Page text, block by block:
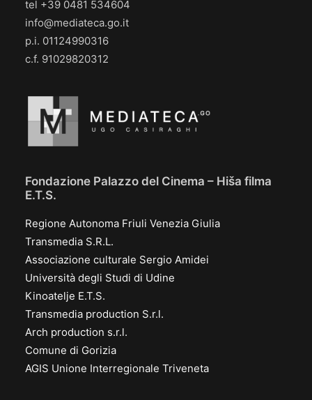
tel +39 0481 534604
info@mediateca.go.it
p.i. 01124990316
c.f. 91029820312
Fondazione Palazzo del Cinema – Hiša filma
E.T.S.
Regione Autonoma Friuli Venezia Giulia
Transmedia S.R.L.
Associazione culturale Sergio Amidei
Università degli Studi di Udine
Kinoatelje E.T.S.
Transmedia production S.r.l.
Arch production s.r.l.
Comune di Gorizia
AGIS Unione Interregionale Triveneta